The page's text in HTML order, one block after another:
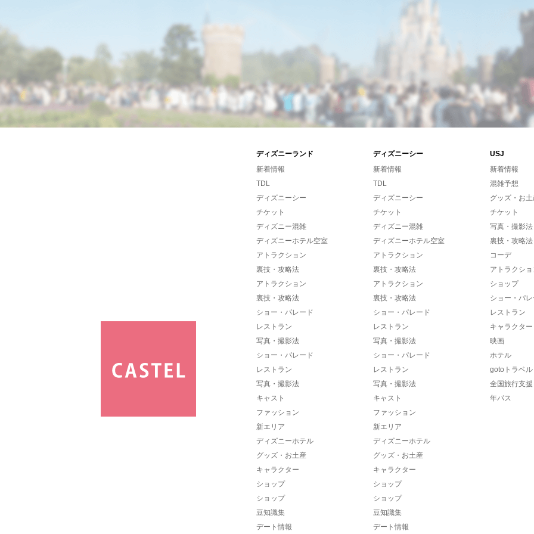
ディズニーランド ディズニーシー
USJ
新着情報
TDL
ディズニーシー
チケット
ディズニー混雑
ディズニーホテル空室
アトラクション
裏技・攻略法
アトラクション
裏技・攻略法
ショー・パレード
レストラン
写真・撮影法
ショー・パレード
レストラン
写真・撮影法
キャスト
ファッション
新エリア
ディズニーホテル
グッズ・お土産
キャラクター
ショップ
ショップ
豆知識集
デート情報
新着情報
TDL
ディズニーシー
チケット
ディズニー混雑
ディズニーホテル空室
アトラクション
裏技・攻略法
アトラクション
裏技・攻略法
ショー・パレード
レストラン
写真・撮影法
ショー・パレード
レストラン
写真・撮影法
キャスト
ファッション
新エリア
ディズニーホテル
グッズ・お土産
キャラクター
ショップ
ショップ
豆知識集
デート情報
新着情報
混雑予想
グッズ・お
チケット
写真・撮影法
裏技・攻略法
コーデ
アトラクシ
ショップ
ショー・パ
レストラン
キャラクター
映画
ホテル
gotoトラベル
全国旅行支援
年パス